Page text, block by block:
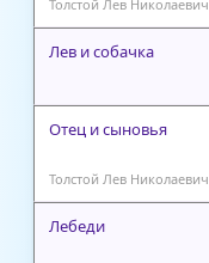
Толстой Лев Николаевич
Лев и собачка
Отец и сыновья
Толстой Лев Николаевич
Лебеди